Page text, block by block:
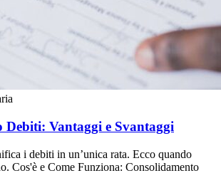
Debiti: Vantaggi e Svantaggi
i debiti in un’unica rata. Ecco quando
Cos'è e Come Funziona: Consolidamento